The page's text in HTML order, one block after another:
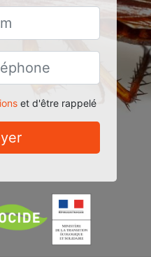
et d'être rappelé